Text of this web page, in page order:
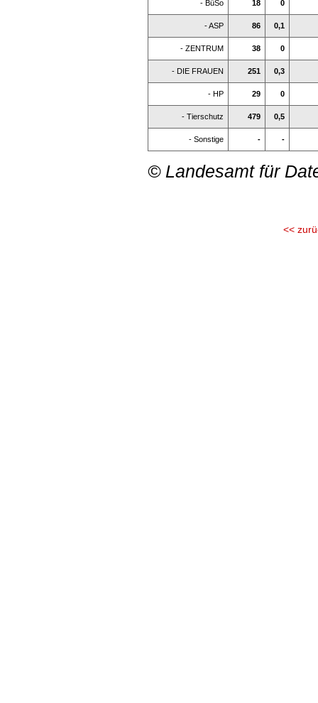
- BüSo 18 0
- ASP 86 0,1
- ZENTRUM 38 0
- DIE FRAUEN 251 0,3
- HP 29 0
- Tierschutz 479 0,5
- Sonstige - -
© Landesamt für
<<